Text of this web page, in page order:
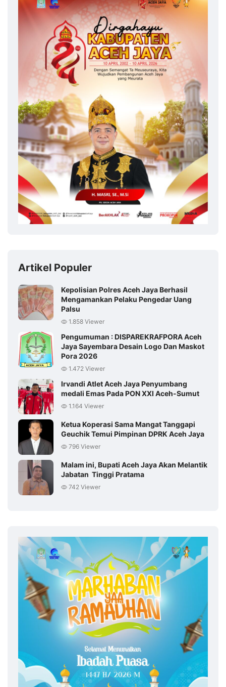
Artikel Populer
Kepolisian Polres Aceh Jaya Berhasil
Mengamankan Pelaku Pengedar Uang
Palsu
1.858 Viewer
Pengumuman : DISPAREKRAFPORA Aceh
Jaya Sayembara Desain Logo Dan Maskot
Pora 2026
1.472 Viewer
Irvandi Atlet Aceh Jaya Penyumbang
medali Emas Pada PON XXI Aceh-Sumut
1.164 Viewer
Ketua Koperasi Sama Mangat Tanggapi
Geuchik Temui Pimpinan DPRK Aceh Jaya
796 Viewer
Malam ini, Bupati Aceh Jaya Akan Melantik
Jabatan Tinggi Pratama
742 Viewer